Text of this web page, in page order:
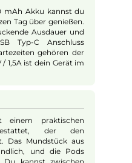
von 3,1, 3,4 und 3,7 Volt
mit der verwendeten Coil-
Ausgangsleistungen ergibt
Ohm: 10,0/11,5/13,0 W). Die
Batteriestatus werden über
TPE und eine
PCTG, die bis zu
gelangt über eine seitliche
in das Innere der Pods
SPL-10
& Pull System einfach zu